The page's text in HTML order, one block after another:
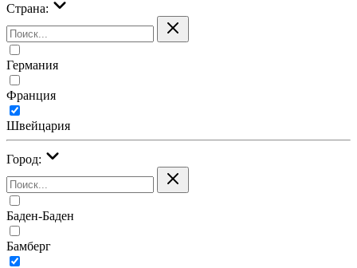
Страна:
Германия
Франция
Швейцария
Город:
Баден-Баден
Бамберг